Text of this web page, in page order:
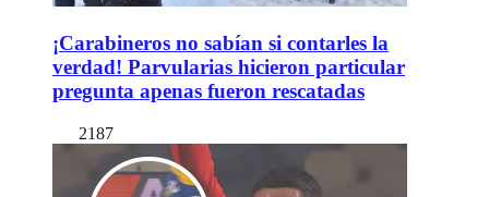
¡Carabineros no sabían si contarles la
verdad! Parvularias hicieron particular
pregunta apenas fueron rescatadas
2187